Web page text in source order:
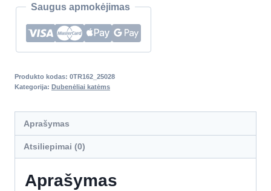
Saugus apmokėjimas
Produkto kodas: 0TR162_25028
Kategorija: Dubenėliai katėms
Aprašymas
Atsiliepimai (0)
Aprašymas